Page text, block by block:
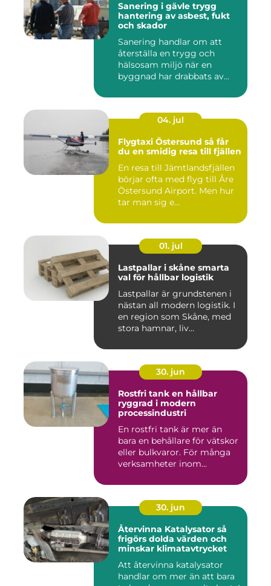
Sanering i gävle trygg
hantering av asbest, fukt
och skador
Sanering handlar om att
återställa en trygg och
hälsosam miljö när en
byggnad har drabbats av
04. jul
Flygtaxi Östersund så får
du en smidig resa till fjällen
En resa till Jämtlandsfjällen
börjar ofta med flyg till Åre
Östersund Airport. Men hur
tar man sig e...
01. jul
Lastpallar i skåne smarta
val för hållbar logistik
Lastpallar är grundstenen i
nästan all modern logistik. I
en region som Skåne, med
stora hamnar, liv...
30. jun
Rostfri tank en hållbar
ryggrad i modern
processindustri
En rostfri tank är mer än
bara en behållare för vätskor
eller bulkvaror. För många
verksamheter inom...
30. jun
Återvinna Katalysator så
frigörs dolda värden och
minskar klimatavtrycket
Att återvinna katalysator
handlar om mer än att bara